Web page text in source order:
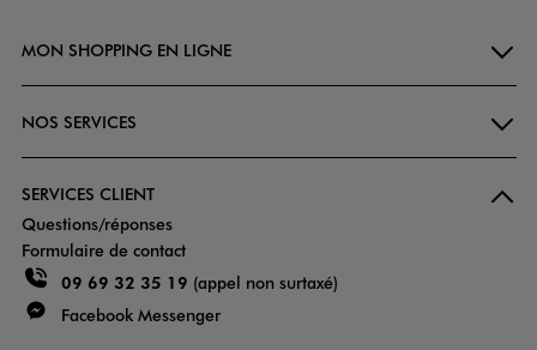
MON SHOPPING EN LIGNE
NOS SERVICES
SERVICES CLIENT
Questions/réponses
Formulaire de contact
09 69 32 35 19 (appel non surtaxé)
Facebook Messenger